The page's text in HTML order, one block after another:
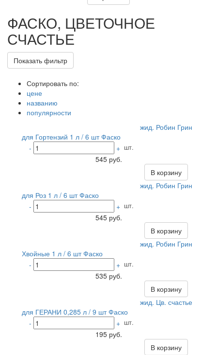
ФАСКО, ЦВЕТОЧНОЕ
СЧАСТЬЕ
Показать фильтр
Сортировать по:
цене
названию
популярности
жид. Робин Грин
для Гортензий 1 л / 6 шт Фаско
-
+ шт.
545 руб.
В корзину
жид. Робин Грин
для Роз 1 л / 6 шт Фаско
-
+ шт.
545 руб.
В корзину
жид. Робин Грин
Хвойные 1 л / 6 шт Фаско
-
+ шт.
535 руб.
В корзину
жид. Цв. счастье
для ГЕРАНИ 0,285 л / 9 шт Фаско
-
+ шт.
195 руб.
В корзину